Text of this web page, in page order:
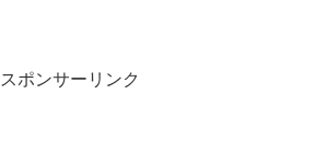
スポンサーリンク